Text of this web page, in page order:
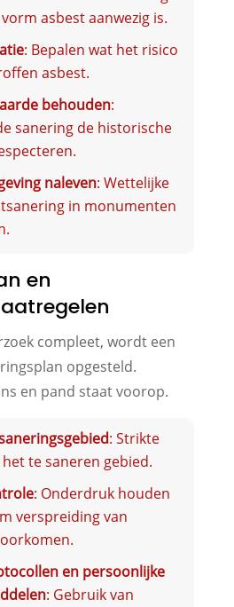
asbest aanwezig is.
: Bepalen wat het risico
asbest.
behouden:
sanering de historische
naleven: Wettelijke
in monumenten
en
compleet, wordt een
opgesteld.
en pand staat voorop.
: Strikte
te saneren gebied.
: Onderdruk houden
verspreiding van
en persoonlijke
: Gebruik van